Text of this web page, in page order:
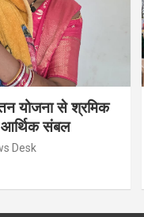
योजना से श्रमिक
आर्थिक संबल
Desk